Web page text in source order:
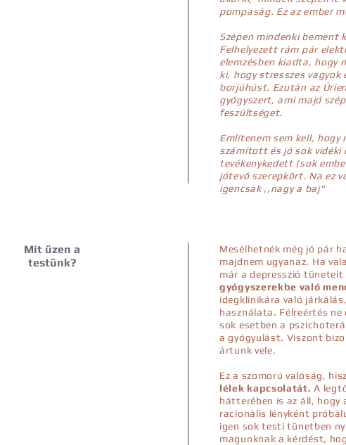
pompaság. Ez az ember
Szépen mindenki bement
Felhelyezett rám pár
elemzésben kiadta, hogy
ki, hogy stresszes vagyok
borjúhúst. Ezután az
gyógyszert, ami majd
feszültséget.
Említenem sem kell, hogy
számított és jó sok vidéki
tevékenykedett (sok
jótevő szerepkört. Na ez
igencsak ,,nagy a baj"
Mit üzen a
testünk?
Mesélhetnék még jó pár
majdnem ugyanaz. Ha
már a depresszió
gyógyszerekbe való
idegklinikára való
használata. Félreértés ne
sok esetben a
a gyógyulást. Viszont
ártunk vele.
Ez a szomorú valóság,
lélek kapcsolatát. A
hátterében is az áll, hogy
racionális lényként
igen sok testi tünetben
magunknak a kérdést,